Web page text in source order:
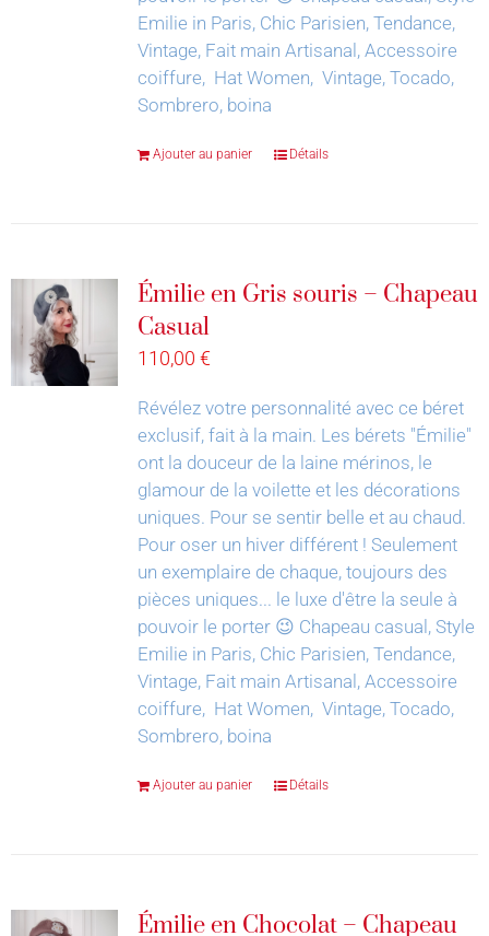
Emilie in Paris, Chic Parisien, Tendance,
Vintage, Fait main Artisanal, Accessoire
coiffure, Hat Women, Vintage, Tocado,
Sombrero, boina
Ajouter au panier Détails
Émilie en Gris souris – Chapeau
Casual
110,00 €
Révélez votre personnalité avec ce béret
exclusif, fait à la main. Les bérets "Émilie"
ont la douceur de la laine mérinos, le
glamour de la voilette et les décorations
uniques. Pour se sentir belle et au chaud.
Pour oser un hiver différent ! Seulement
un exemplaire de chaque, toujours des
pièces uniques... le luxe d'être la seule à
pouvoir le porter 😉 Chapeau casual, Style
Emilie in Paris, Chic Parisien, Tendance,
Vintage, Fait main Artisanal, Accessoire
coiffure, Hat Women, Vintage, Tocado,
Sombrero, boina
Ajouter au panier Détails
Émilie en Chocolat – Chapeau